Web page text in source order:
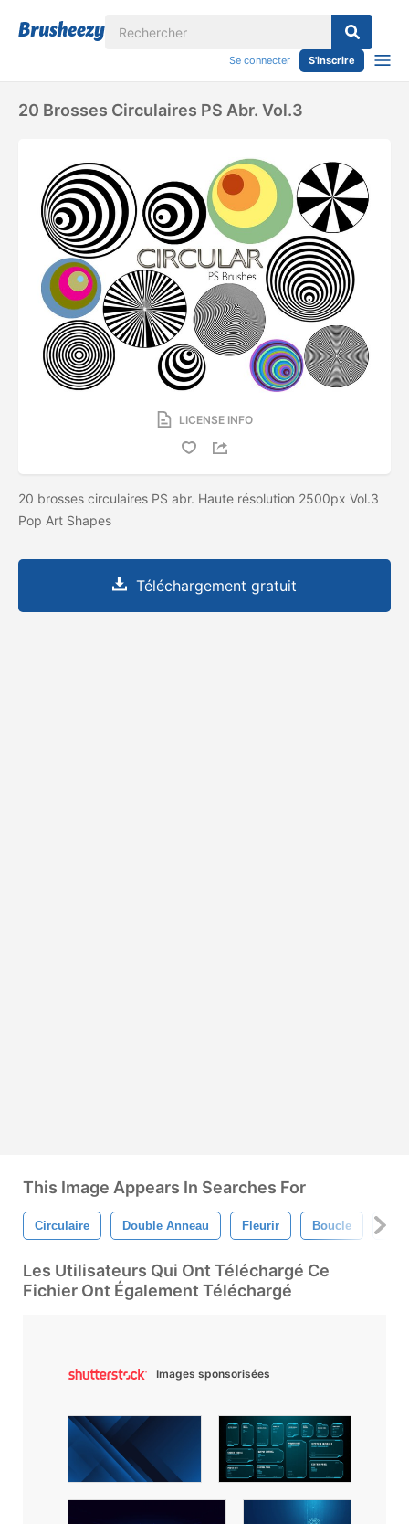
Se connecter S'inscrire
20 Brosses Circulaires PS Abr. Vol.3
LICENSE INFO
20 brosses circulaires PS abr. Haute résolution 2500px Vol.3
Pop Art Shapes
Téléchargement gratuit
This Image Appears In Searches For
Circulaire Double Anneau Fleurir Boucle
Les Utilisateurs Qui Ont Téléchargé Ce
Fichier Ont Également Téléchargé
Images sponsorisées